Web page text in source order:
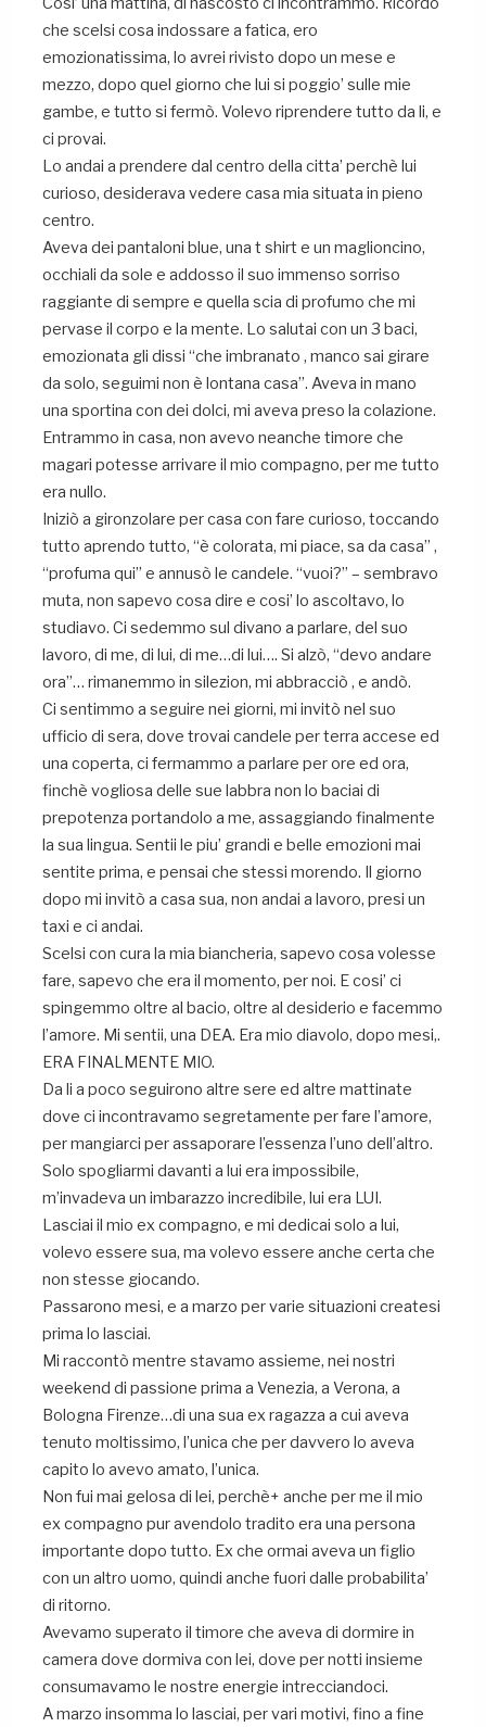
che scelsi cosa indossare a fatica, ero
emozionatissima, lo avrei rivisto dopo un mese e
mezzo, dopo quel giorno che lui si poggio’ sulle mie
gambe, e tutto si fermò. Volevo riprendere tutto da li, e
ci provai.
Lo andai a prendere dal centro della citta’ perchè lui
curioso, desiderava vedere casa mia situata in pieno
centro.
Aveva dei pantaloni blue, una t shirt e un maglioncino,
occhiali da sole e addosso il suo immenso sorriso
raggiante di sempre e quella scia di profumo che mi
pervase il corpo e la mente. Lo salutai con un 3 baci,
emozionata gli dissi “che imbranato , manco sai girare
da solo, seguimi non è lontana casa”. Aveva in mano
una sportina con dei dolci, mi aveva preso la colazione.
Entrammo in casa, non avevo neanche timore che
magari potesse arrivare il mio compagno, per me tutto
era nullo.
Iniziò a gironzolare per casa con fare curioso, toccando
tutto aprendo tutto, “è colorata, mi piace, sa da casa” ,
“profuma qui” e annusò le candele. “vuoi?” – sembravo
muta, non sapevo cosa dire e cosi’ lo ascoltavo, lo
studiavo. Ci sedemmo sul divano a parlare, del suo
lavoro, di me, di lui, di me…di lui…. Si alzò, “devo andare
ora”… rimanemmo in silezion, mi abbracciò , e andò.
Ci sentimmo a seguire nei giorni, mi invitò nel suo
ufficio di sera, dove trovai candele per terra accese ed
una coperta, ci fermammo a parlare per ore ed ora,
finchè vogliosa delle sue labbra non lo baciai di
prepotenza portandolo a me, assaggiando finalmente
la sua lingua. Sentii le piu’ grandi e belle emozioni mai
sentite prima, e pensai che stessi morendo. Il giorno
dopo mi invitò a casa sua, non andai a lavoro, presi un
taxi e ci andai.
Scelsi con cura la mia biancheria, sapevo cosa volesse
fare, sapevo che era il momento, per noi. E cosi’ ci
spingemmo oltre al bacio, oltre al desiderio e facemmo
l’amore. Mi sentii, una DEA. Era mio diavolo, dopo mesi,.
ERA FINALMENTE MIO.
Da li a poco seguirono altre sere ed altre mattinate
dove ci incontravamo segretamente per fare l’amore,
per mangiarci per assaporare l’essenza l’uno dell’altro.
Solo spogliarmi davanti a lui era impossibile,
m’invadeva un imbarazzo incredibile, lui era LUI.
Lasciai il mio ex compagno, e mi dedicai solo a lui,
volevo essere sua, ma volevo essere anche certa che
non stesse giocando.
Passarono mesi, e a marzo per varie situazioni createsi
prima lo lasciai.
Mi raccontò mentre stavamo assieme, nei nostri
weekend di passione prima a Venezia, a Verona, a
Bologna Firenze…di una sua ex ragazza a cui aveva
tenuto moltissimo, l’unica che per davvero lo aveva
capito lo avevo amato, l’unica.
Non fui mai gelosa di lei, perchè+ anche per me il mio
ex compagno pur avendolo tradito era una persona
importante dopo tutto. Ex che ormai aveva un figlio
con un altro uomo, quindi anche fuori dalle probabilita’
di ritorno.
Avevamo superato il timore che aveva di dormire in
camera dove dormiva con lei, dove per notti insieme
consumavamo le nostre energie intrecciandoci.
A marzo insomma lo lasciai, per vari motivi, fino a fine